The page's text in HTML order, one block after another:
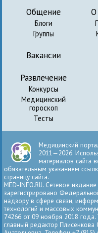
Общение
Блоги
Группы
Вакансии
Развлечение
Конкурсы
Медицинский
гороскоп
Тесты
О
Медицинский
2011—2026.
материалов сайта
обязательным указанием
страницу сайта.
MED-INFO.RU. Сетевое издание
зарегистрировано
надзору в сфере связи,
технологий и массовых
74266 от 09 ноября 2018 года.
главный редактор Плисенкова